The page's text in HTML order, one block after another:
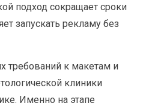
подход сокращает сроки
запускать рекламу без
требований к макетам и
клиники
Именно на этапе